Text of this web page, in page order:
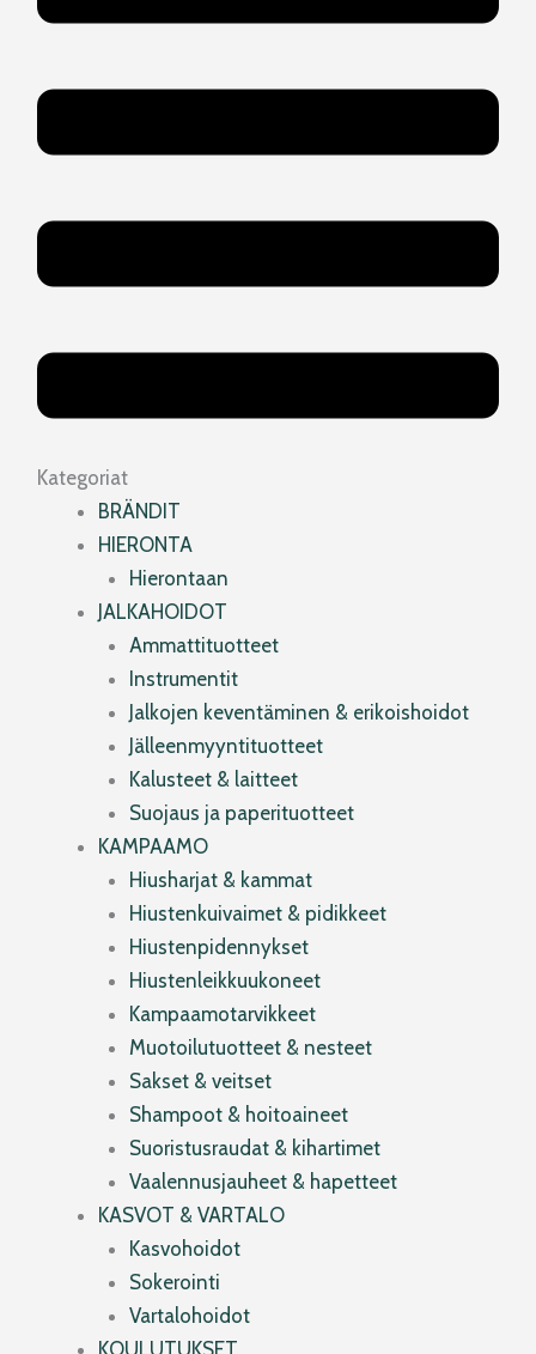
Kategoriat
BRÄNDIT
HIERONTA
Hierontaan
JALKAHOIDOT
Ammattituotteet
Instrumentit
Jalkojen keventäminen & erikoishoidot
Jälleenmyyntituotteet
Kalusteet & laitteet
Suojaus ja paperituotteet
KAMPAAMO
Hiusharjat & kammat
Hiustenkuivaimet & pidikkeet
Hiustenpidennykset
Hiustenleikkuukoneet
Kampaamotarvikkeet
Muotoilutuotteet & nesteet
Sakset & veitset
Shampoot & hoitoaineet
Suoristusraudat & kihartimet
Vaalennusjauheet & hapetteet
KASVOT & VARTALO
Kasvohoidot
Sokerointi
Vartalohoidot